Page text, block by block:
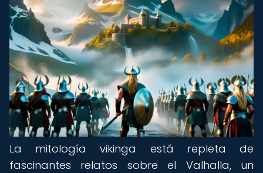
La mitología vikinga está repleta de
fascinantes relatos sobre el Valhalla, un